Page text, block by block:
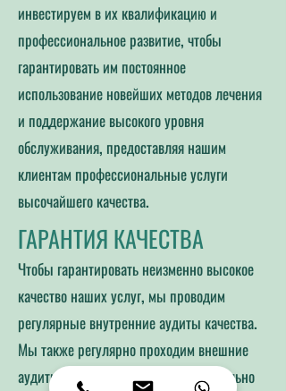
инвестируем в их квалификацию и
профессиональное развитие, чтобы
гарантировать им постоянное
использование новейших методов лечения
и поддержание высокого уровня
обслуживания, предоставляя нашим
клиентам профессиональные услуги
высочайшего качества.
ГАРАНТИЯ КАЧЕСТВА
Чтобы гарантировать неизменно высокое
качество наших услуг, мы проводим
регулярные внутренние аудиты качества.
Мы также регулярно проходим внешние
аудиты. Всё это делается исключительно